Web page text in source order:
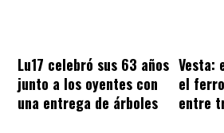
Lu17 celebró sus 63 años
junto a los oyentes con
una entrega de árboles
Vesta:
el
entre